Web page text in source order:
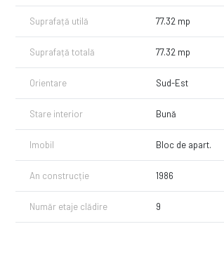
Suprafață utilă 77.32 mp
Suprafață totală 77.32 mp
Orientare Sud-Est
Stare interior Bună
Imobil Bloc de apart.
An construcție 1986
Număr etaje clădire 9